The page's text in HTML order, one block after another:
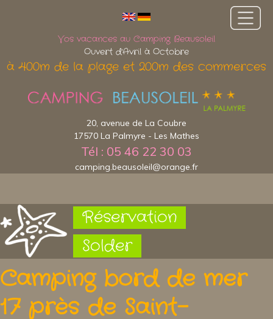
Réservation
Solder
Vos vacances au Camping Beausoleil
Ouvert d'Avril à Octobre
à 400m de la plage et 200m des commerces
20, avenue de La Coubre
17570 La Palmyre - Les Mathes
Tél : 05 46 22 30 03
camping.beausoleil@orange.fr
Camping bord de mer
17 près de Saint-